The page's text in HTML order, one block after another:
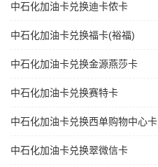
中石化加油卡兑换迪卡侬卡
中石化加油卡兑换福卡(裕福)
中石化加油卡兑换金源燕莎卡
中石化加油卡兑换赛特卡
中石化加油卡兑换西单购物中心卡
中石化加油卡兑换翠微信卡